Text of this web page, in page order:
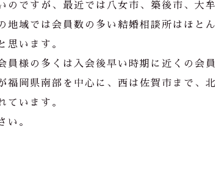
のですが、最近では八女市、築後市、大牟
地域では会員数の多い結婚相談所はほとん
思います。
員様の多くは入会後早い時期に近くの会員
福岡県南部を中心に、西は佐賀市まで、北
ています。
い。